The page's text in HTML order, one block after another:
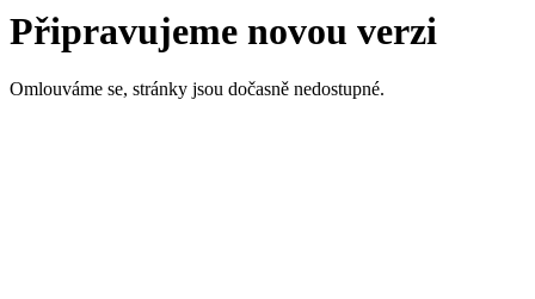
Připravujeme novou verzi
Omlouváme se, stránky jsou dočasně nedostupné.